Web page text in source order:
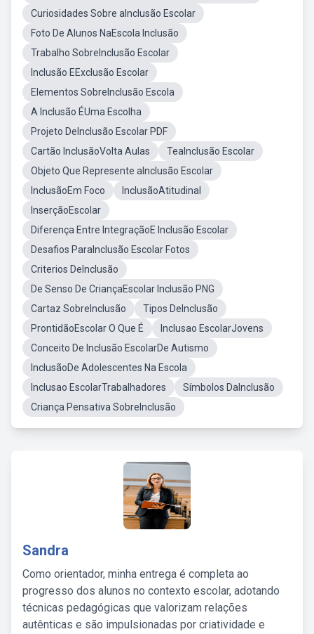
Curiosidades Sobre aInclusão Escolar
Foto De Alunos NaEscola Inclusão
Trabalho SobreInclusão Escolar
Inclusão EExclusão Escolar
Elementos SobreInclusão Escola
A Inclusão ÉUma Escolha
Projeto DeInclusão Escolar PDF
Cartão InclusãoVolta Aulas
TeaInclusão Escolar
Objeto Que Represente aInclusão Escolar
InclusãoEm Foco
InclusãoAtitudinal
InserçãoEscolar
Diferença Entre IntegraçãoE Inclusão Escolar
Desafios ParaInclusão Escolar Fotos
Criterios DeInclusão
De Senso De CriançaEscolar Inclusão PNG
Cartaz SobreInclusão
Tipos DeInclusão
ProntidãoEscolar O Que É
Inclusao EscolarJovens
Conceito De Inclusão EscolarDe Autismo
InclusãoDe Adolescentes Na Escola
Inclusao EscolarTrabalhadores
Símbolos DaInclusão
Criança Pensativa SobreInclusão
Sandra
Como orientador, minha entrega é completa ao
progresso dos alunos no contexto escolar, adotando
técnicas pedagógicas que valorizam relações
autênticas e são impulsionadas por criatividade e